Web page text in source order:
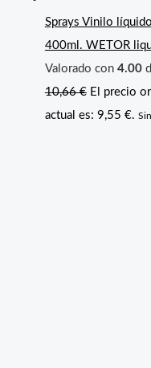
Sprays Vinilo
400ml. WETOR
Valorado con 4.00
10,66€ El precio
actual es: 9,55 €.